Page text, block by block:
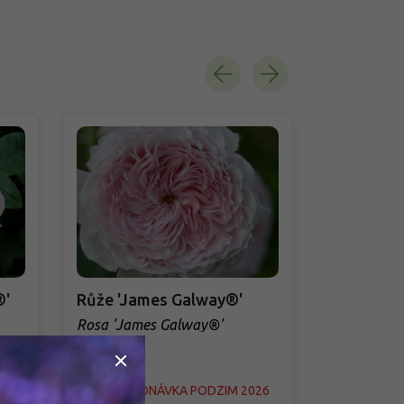
Růže 'James Galway®'
Rosa 'James Galway®'
PŘEDOBJEDNÁVKA PODZIM 2026